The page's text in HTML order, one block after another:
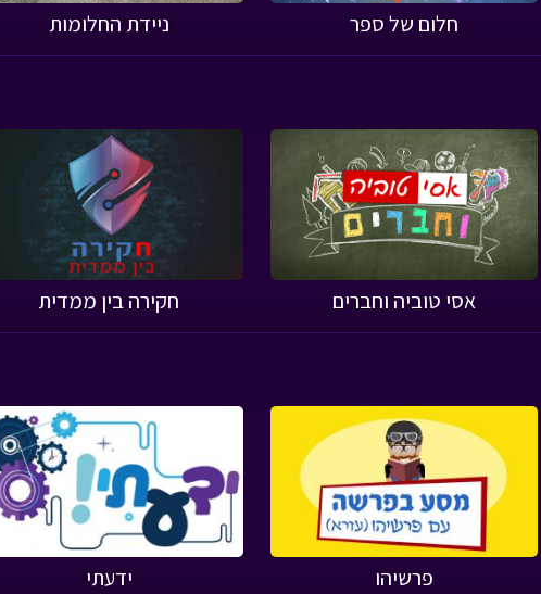
חלום של ספר ניידת החלומות
אסי טוביה וחברים חקירה בין ממדית
פרשיהו ידעתי